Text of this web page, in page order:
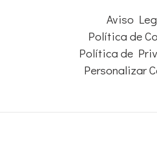
Aviso
Política de
Política de
Personalizar